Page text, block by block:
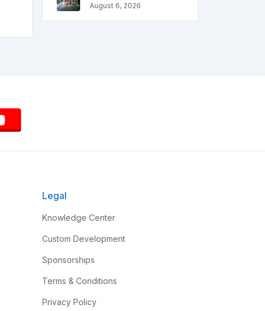
August 6, 2026
Legal
Knowledge Center
Custom Development
Sponsorships
Terms & Conditions
Privacy Policy